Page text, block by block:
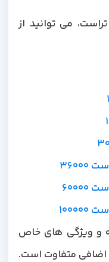
می توانید از
های خاص
متفاوت است.